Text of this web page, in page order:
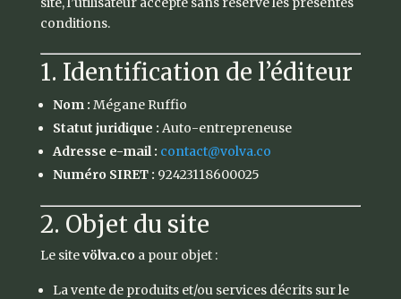
conditions.
1. Identification de l’éditeur
Nom : Mégane Ruffio
Statut juridique : Auto-entrepreneuse
Adresse e-mail : contact@volva.co
Numéro SIRET : 92423118600025
2. Objet du site
Le sitevölva.co a pour objet :
La vente de produits et/ou services décrits sur le